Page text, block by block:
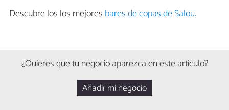
Descubre los los mejores bares de copas de Salou.
¿Quieres que tu negocio aparezca en este artículo?
Añadir mi negocio